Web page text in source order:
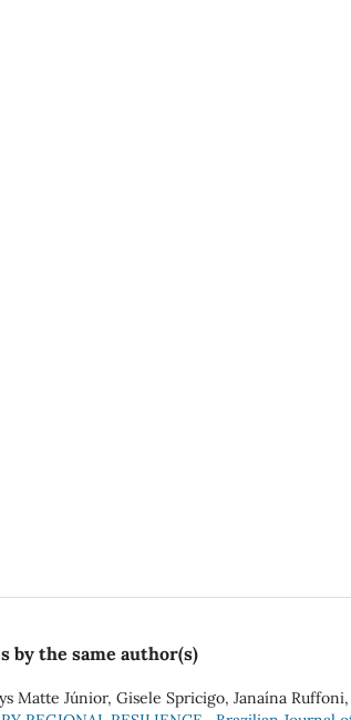
by the same author(s)
Matte Júnior, Gisele Spricigo, Janaína Ruffoni,